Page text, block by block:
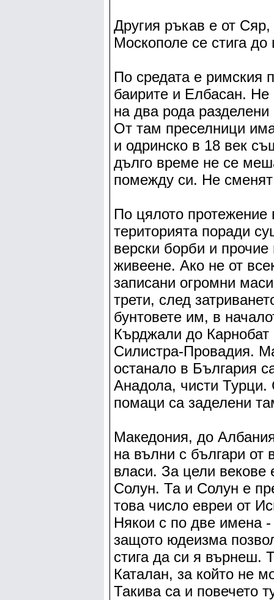
Другия ръкав е от
Москополе се стига
По средата е римския
баирите и Елбасан. Не
на два рода разделени
От там преселници
и одринско в 18 век
дълго време не се
помежду си. Не сменят
По цялото протежение
територията поради
верски борби и
живеене. Ако не от
записани огромни
трети, след
бунтовете им, в
Кърджали до
Силистра-Провадия.
останало в България
Анадола, чисти Турци.
помаци са заделени
Македония, до
на вълни с българи
власи. За цели векове
Солун. Та и Солун е
това число евреи от
Някои с по две имена -
защото юдеизма
стига да си я върнеш.
Каталан, за който не
Такива са и повечето